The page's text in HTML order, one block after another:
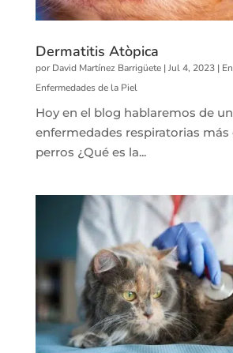
Dermatitis Atòpica
porDavid Martínez Barrigüete|Jul 4, 2023|
Enfermedades de la Piel
Hoy en el blog hablaremos de
enfermedades respiratorias
perros ¿Qué es la...